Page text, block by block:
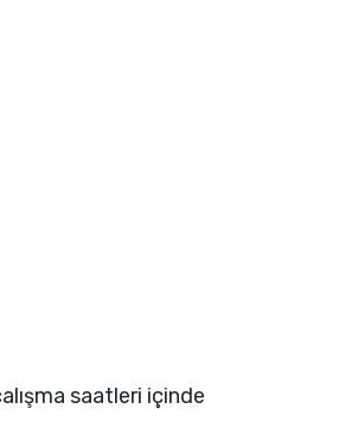
saatleri içinde